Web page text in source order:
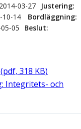
2014-03-27
Justering
10-14
Bordläggning
05
Beslut
(pdf, 318 KB)
Integritets- och